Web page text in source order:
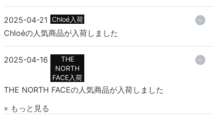
2025-04-21 Chloé入荷
Chloéの人気商品が入荷しました
2025-04-16
THE
NORTH
FACE入荷
THE NORTH FACEの人気商品が入荷しました
» もっと見る